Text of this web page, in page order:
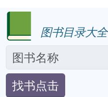
图书目录大全
找书点击